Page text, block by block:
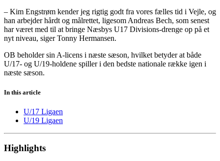
– Kim Engstrøm kender jeg rigtig godt fra vores fælles tid i Vejle, og
han arbejder hårdt og målrettet, ligesom Andreas Bech, som senest
har været med til at bringe Næsbys U17 Divisions-drenge op på et
nyt niveau, siger Tonny Hermansen.
OB beholder sin A-licens i næste sæson, hvilket betyder at både
U/17- og U/19-holdene spiller i den bedste nationale række igen i
næste sæson.
In this article
U/17 Ligaen
U/19 Ligaen
Highlights